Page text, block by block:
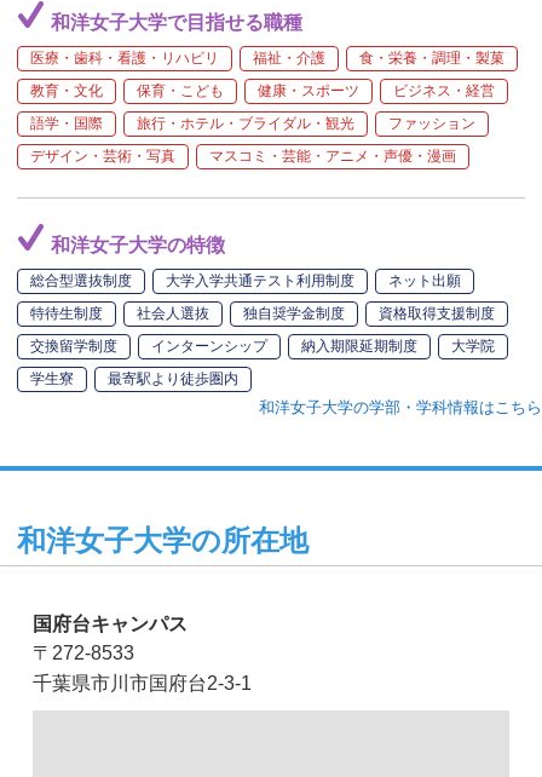
和洋女子大学で目指せる職種
医療・歯科・看護・リハビリ 福祉・介護
食・栄養・調理・製菓
教育・文化
保育・こども 健康・スポーツ
ビジネス・経営
語学・国際
旅行・ホテル・ブライダル・観光
ファッション
デザイン・芸術・写真
マスコミ・芸能・アニメ・声優・漫画
和洋女子大学の特徴
総合型選抜制度 大学入学共通テスト利用制度
ネット出願
特待生制度
社会人選抜 独自奨学金制度
資格取得支援制度
交換留学制度
インターンシップ 納入期限延期制度
大学院
学生寮
最寄駅より徒歩圏内
和洋女子大学の学部・学科情報はこちら
和洋女子大学の所在地
国府台キャンパス
〒272-8533
千葉県市川市国府台2-3-1